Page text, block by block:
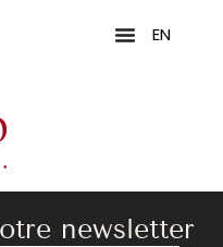
EN
newsletter